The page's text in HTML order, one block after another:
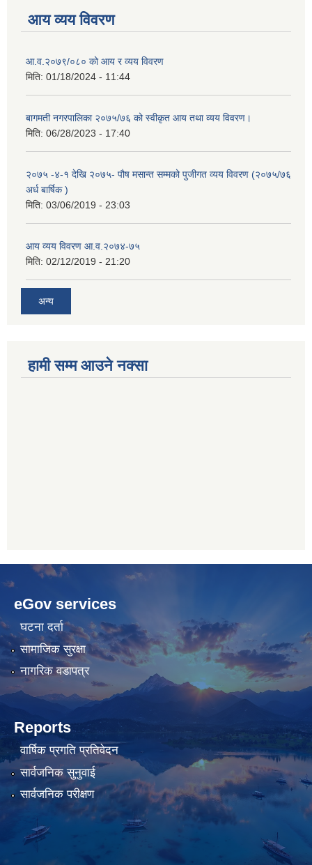
आय व्यय विवरण
आ.व.२०७९/०८० को आय र व्यय विवरण
मिति: 01/18/2024 - 11:44
बागमती नगरपालिका २०७५/७६ को स्वीकृत आय तथा व्यय विवरण।
मिति: 06/28/2023 - 17:40
२०७५ -४-१ देखि २०७५- पौष मसान्त सम्मको पुजीगत व्यय विवरण (२०७५/७६
अर्ध बार्षिक )
मिति: 03/06/2019 - 23:03
आय व्यय विवरण आ.व.२०७४-७५
मिति: 02/12/2019 - 21:20
अन्य
हामी सम्म आउने नक्सा
betwild
cratosroyalbet
bahis
siteleri
hdasianporns.net
lunadark.org
bahis
siteleri
eGov services
घटना दर्ता
सामाजिक सुरक्षा
नागरिक वडापत्र
Reports
वार्षिक प्रगति प्रतिवेदन
सार्वजनिक सुनुवाई
सार्वजनिक परीक्षण